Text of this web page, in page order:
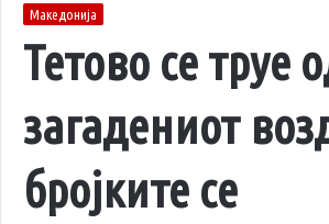
Македонија
Тетово се труе
загадениот
бројките се